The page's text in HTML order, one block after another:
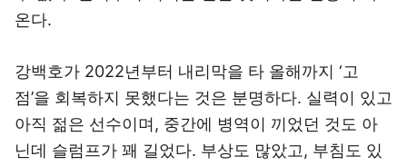
온다.
강백호가 2022년부터 내리막을 타 올해까지 ‘고
점’을 회복하지 못했다는 것은 분명하다. 실력이 있고
아직 젊은 선수이며, 중간에 병역이 끼었던 것도 아
닌데 슬럼프가 꽤 길었다. 부상도 많았고, 부침도 있